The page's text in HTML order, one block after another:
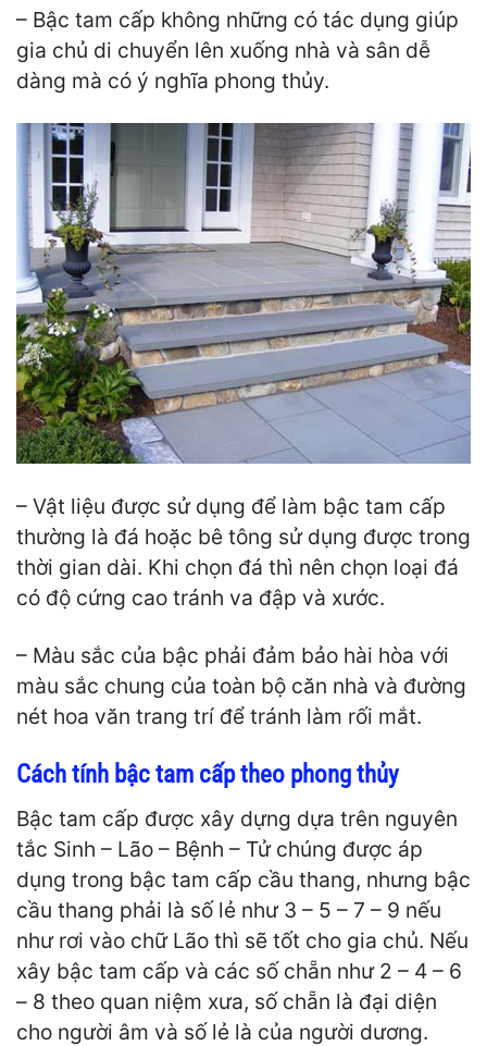
– Bậc tam cấp không những có tác dụng giúp
gia chủ di chuyển lên xuống nhà và sân dễ
dàng mà có ý nghĩa phong thủy.
– Vật liệu được sử dụng để làm bậc tam cấp
thường là đá hoặc bê tông sử dụng được trong
thời gian dài. Khi chọn đá thì nên chọn loại đá
có độ cứng cao tránh va đập và xước.
– Màu sắc của bậc phải đảm bảo hài hòa với
màu sắc chung của toàn bộ căn nhà và đường
nét hoa văn trang trí để tránh làm rối mắt.
Cách tính bậc tam cấp theo phong thủy
Bậc tam cấp được xây dựng dựa trên nguyên
tắc Sinh – Lão – Bệnh – Tử chúng được áp
dụng trong bậc tam cấp cầu thang, nhưng bậc
cầu thang phải là số lẻ như 3 – 5 – 7 – 9 nếu
như rơi vào chữ Lão thì sẽ tốt cho gia chủ. Nếu
xây bậc tam cấp và các số chẵn như 2 – 4 – 6
– 8 theo quan niệm xưa, số chẵn là đại diện
cho người âm và số lẻ là của người dương.